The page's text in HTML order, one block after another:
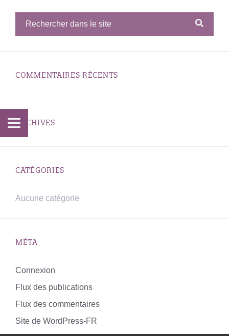
COMMENTAIRES RÉCENTS
ARCHIVES
CATÉGORIES
Aucune catégorie
MÉTA
Connexion
Flux des publications
Flux des commentaires
Site de WordPress-FR